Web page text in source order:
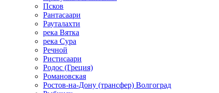
Псков
Рантасаари
Рауталахти
река Вятка
река Сура
Речной
Ристисаари
Родос (Греция)
Романовская
Ростов-на-Дону (трансфер) Волгоград